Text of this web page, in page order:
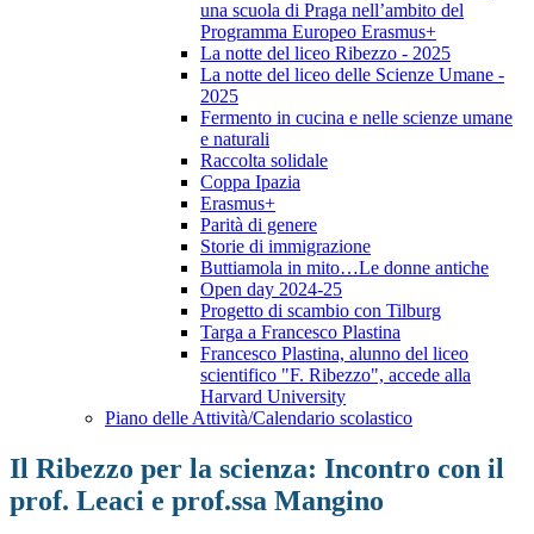
una scuola di Praga nell’ambito del
Programma Europeo Erasmus+
La notte del liceo Ribezzo - 2025
La notte del liceo delle Scienze Umane -
2025
Fermento in cucina e nelle scienze umane
e naturali
Raccolta solidale
Coppa Ipazia
Erasmus+
Parità di genere
Storie di immigrazione
Buttiamola in mito…Le donne antiche
Open day 2024-25
Progetto di scambio con Tilburg
Targa a Francesco Plastina
Francesco Plastina, alunno del liceo
scientifico "F. Ribezzo", accede alla
Harvard University
Piano delle Attività/Calendario scolastico
Il Ribezzo per la scienza: Incontro con il
prof. Leaci e prof.ssa Mangino